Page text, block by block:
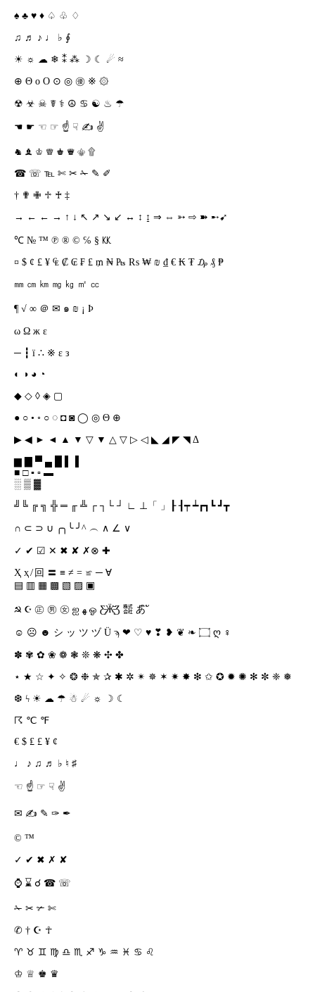
♠ ♣ ♥ ♦ ♤ ♧ ♢
♫ ♬ ♪ ♩ ♭ ∮
☀ ☼ ☁ ❄ ⁑ ⁂ ☽ ☾ ☄ ≈
⊕ Θ o O ⊙ ◎ ㊝ ※ ۞
☢ ☣ ☠ ☤ ⚕️ ☮ ♋ ☯ ♨ ☂
☚ ☛ ☜ ☞ ☝ ☟ ✍ ✌
♞ ♝ ♔ ♕ ♚ ♛ ⚜ ۩
☎ ☏ ℡ ✄ ✂ ✁ ✎ ✐
† ✟ ✙ ♱ ♰ ‡
→ ← ← → ↑ ↓ ↖ ↗ ↘ ↙ ↔ ↕ ↨ ⇒ ⇔ ➳ ⇨ ➽ ➸➹
℃ № ™ ℗ ® © ℅ § ㏍
¤ $ ¢ £ ¥ ₠ ₡ ₢ ₣ ₤ ₥ ₦ ₧ ₨ ₩ ₪ ₫ € ₭ ₮ ₯ ₰ ₱
㎜ ㎝ ㎞ ㎎ ㎏ ㎡ ㏄
¶ √ ∞ ＠ ✉ ๑ ₪ ¡ Þ
ω Ω ж ε
─ ┇ ї ∴ ※ ε з
◐ ◑ ◕ ◔
◆ ◇ ◊ ◈ ▢
● ○ • ◦ ○ ◌ ◘ ◙ ◯ ◎ Θ ⊕
▶ ◀ ► ◄ ▲ ▼ ▽ ▼ △ ▽ ▷ ◁ ◣ ◢ ◤ ◥ Δ
▆ ▇ ▀ ▄ █ ▌▐
■ □ ▪ ▫ ▬
░ ▒ ▓
╝╚ ╔ ╗ ╬ ═ ╓ ╩ ┌ ┐└ ┘ ∟ ⊥「 」┠ ┨┯ ┷┏┓┗ ┛┳
∩ ⊂ ⊃ ∪ ╭╮╰ ╯^ ︵ ∧ ∠ ∨
✓ ✔ ☑ ✕ ✖ ✘ ✗⊗ ✚
Ҳ ҳ ̸ 回 〓 ≡ ≠ = ≌ ─ ∀
▤ ▥ ▦ ▩ ▧ ▨ ▣
☭ ☪ ㊣ ㊚ ㊛ ஐ ﻬ ஓ Ƹ̵̡Ӝ̵̨̄Ʒ ㍿ あิ ั
☺ ☹ ☻ シ ッ ツ ヅ Ü ϡ ❤ ♡ ♥ ❣ ❥ ❦ ❧ ۝ ღ ♀
✽ ✾ ✿ ❀ ❁ ❃ ❊ ❋ ✣ ✤
⋆ ★ ☆ ✦ ✧ ❂ ❉ ✯ ✰ ✱ ✲ ✴ ✵ ✶ ✷ ✸ ❇ ✩ ✪ ✹ ✺ ✻ ✼ ❈ ❅
❆ ϟ ☀ ☁ ☂ ☃ ☄ ☼ ☽ ☾
☈ ℃ ℉
€ $ ₤ £ ¥ ¢
♩ ♪ ♫ ♬ ♭ ♮ ♯
☜ ☝ ☞ ☟ ✌
✉ ✍ ✎ ✑ ✒
© ™
✓ ✔ ✖ ✗ ✘
⌚ ⌛ ☌ ☎ ☏
✁ ✂ ✃ ✄
✆ † ☪ ☥
♈ ♉ ♊ ♍ ♎ ♏ ♐ ♑ ♒ ♓ ♋ ♌
♔ ♕ ♚ ♛